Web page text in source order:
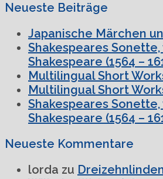
Neueste Beiträge
Japanische Märchen
Shakespeares
Shakespeare (1564 –
Multilingual Short
Multilingual Short
Shakespeares
Shakespeare (1564 –
Neueste Kommentare
lorda zu